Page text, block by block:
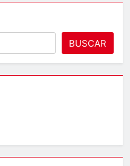
BUSCAR